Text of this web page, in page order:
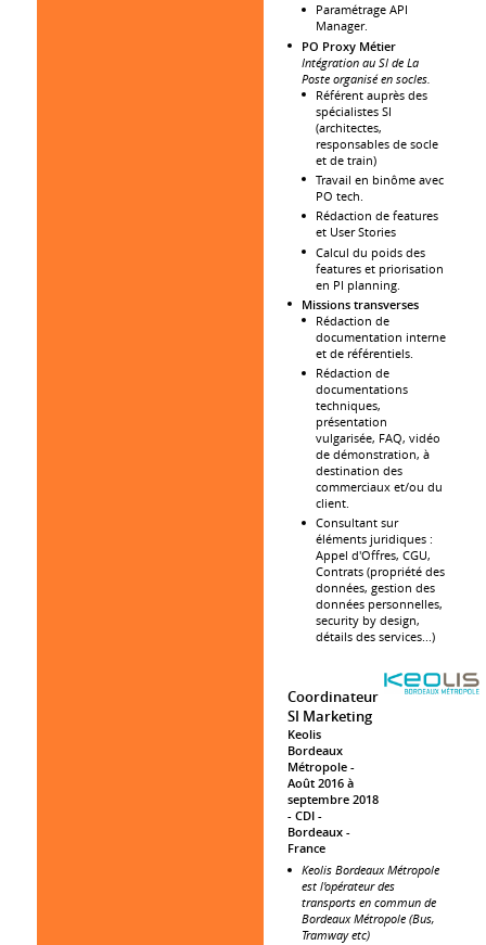
Paramétrage API
Manager.
PO Proxy Métier
Intégration au SI de La
Poste organisé en socles.
Référent auprès des
spécialistes SI
(architectes,
responsables de socle
et de train)
Travail en binôme avec
PO tech.
Rédaction de features
et User Stories
Calcul du poids des
features et priorisation
en PI planning.
Missions transverses
Rédaction de
documentation interne
et de référentiels.
Rédaction de
documentations
techniques,
présentation
vulgarisée, FAQ, vidéo
de démonstration, à
destination des
commerciaux et/ou du
client.
Consultant sur
éléments juridiques :
Appel d'Offres, CGU,
Contrats (propriété des
données, gestion des
données personnelles,
security by design,
détails des services...)
Coordinateur
SI Marketing
Keolis
Bordeaux
Métropole
Août 2016 à
septembre 2018
CDI
Bordeaux
France
Keolis Bordeaux Métropole
est l'opérateur des
transports en commun de
Bordeaux Métropole (Bus,
Tramway etc)